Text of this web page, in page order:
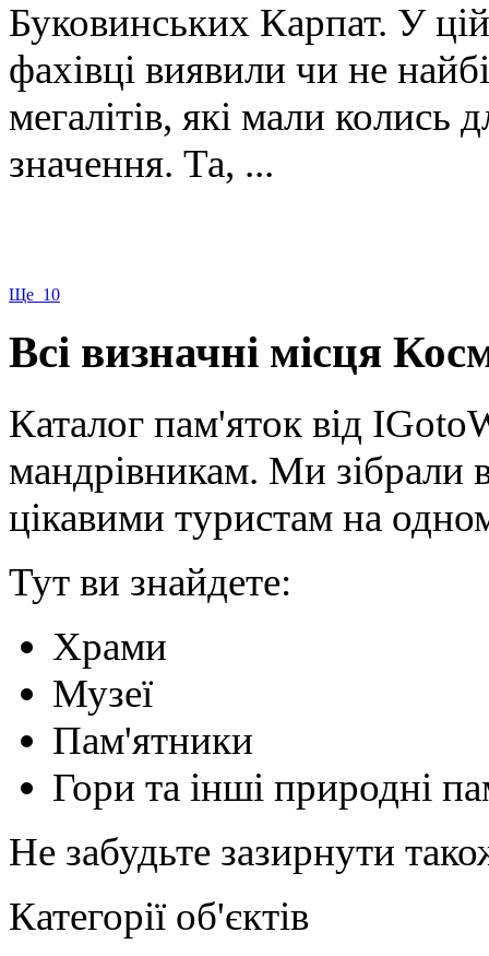
Буковинських Карпат. У
фахівці виявили чи не
мегалітів, які мали колись
значення. Та, ...
Ще 10
Всі визначні місця
Каталог пам'яток від
мандрівникам. Ми зібрали
цікавими туристам на
Тут ви знайдете:
Храми
Музеї
Пам'ятники
Гори та інші природні
Не забудьте зазирнути
Категорії об'єктів